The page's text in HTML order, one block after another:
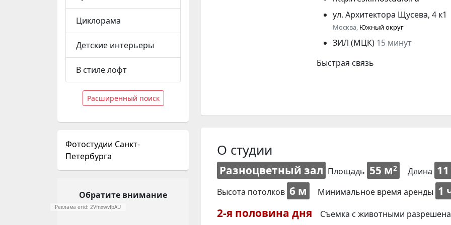
ул. Архитектора Щусева, 4 к1
Москва, Южный округ
ЗИЛ (МЦК) 15 минут
Быстрая связь
О студии
Разноцветный зал Площадь 55 м2 Длина
Высота потолков 6 м Минимальное время аренды 1
2-я половина дня
Съемка с животными разрешена
Циклорама
Детские интерьеры
В стиле лофт
Расширенный поиск
Фотостудии Санкт-
Петербурга
Обратите внимание
Реклама erid: 2VfnxwvfpAU